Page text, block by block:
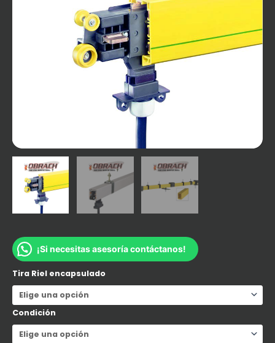
¡Si necesitas asesoría contáctanos!
Tira Riel encapsulado
Condición